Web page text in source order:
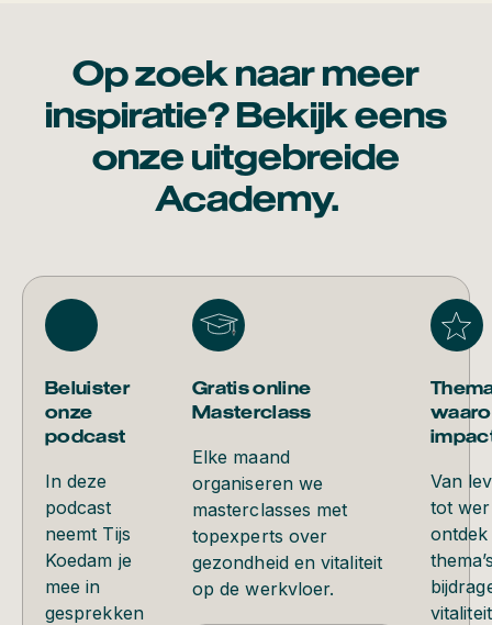
Op zoek naar meer
inspiratie? Bekijk eens
onze uitgebreide
Academy.
Beluister
onze
podcast
In deze
podcast
neemt Tijs
Koedam je
mee in
gesprekken
Gratis online
Masterclass
Elke maand
organiseren we
masterclasses met
topexperts over
gezondheid en vitaliteit
op de werkvloer.
Van
tot